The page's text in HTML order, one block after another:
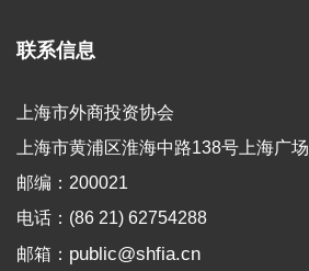
联系信息
上海市外商投资协会
上海市黄浦区淮海中路138号上海广
邮编：200021
电话：(86 21) 62754288
邮箱： public@shfia.cn